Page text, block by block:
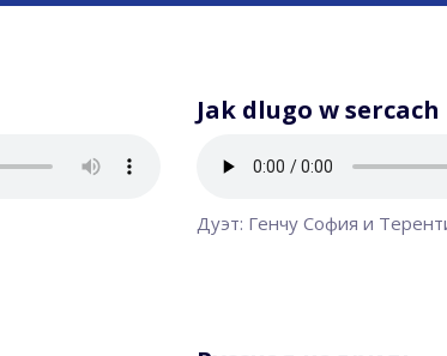
Jak dlugo w sercach
Дуэт: Генчу София и